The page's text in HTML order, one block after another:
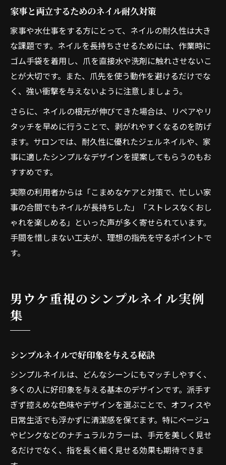
家事と両立するためのネイル耐久対策
家事や水仕事をする方にとって、ネイルの耐久性は大き
な課題です。ネイルを長持ちさせるためには、作業時に
ゴム手袋を着用し、爪を直接水や洗剤に触れさせないこ
とが大切です。また、爪先を使う動作を避けるだけでな
く、強い衝撃を与えないように注意しましょう。
さらに、ネイルの根元が伸びてきた場合は、リペアやリ
タッチを早めに行うことで、剥がれやすくなるのを防げ
ます。サロンでは、耐久性に優れたジェルネイルや、家
事に適したシンプルなデザインを提案してもらうのもお
すすめです。
実際の利用者からは「こまめなケアと対策で、忙しい家
事の合間でもネイルが長持ちした」「ストレスなくおし
ゃれを楽しめる」といった声が多く寄せられています。
手間を惜しまない工夫が、理想の指先を守るポイントで
す。
男ウケ重視のシンプルネイル実例
集
シンプルネイルで好印象を与える秘訣
シンプルネイルは、どんなシーンにもマッチしやすく、
多くの人に好印象を与える基本のデザインです。派手す
ぎず控えめな色味やデザインを選ぶことで、オフィスや
日常生活でも浮かずに清潔感を保てます。特にベージュ
やピンクなどのナチュラルカラーは、手元を美しく見せ
るだけでなく、指を長く細く見せる効果も期待できま